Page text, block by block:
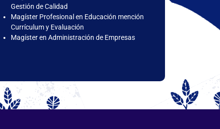
Gestión de Calidad
Magíster Profesional en Educación mención
Currículum y Evaluación
Magíster en Administración de Empresas